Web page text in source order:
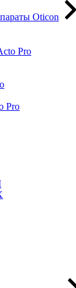
Oticon
Pro
Pro